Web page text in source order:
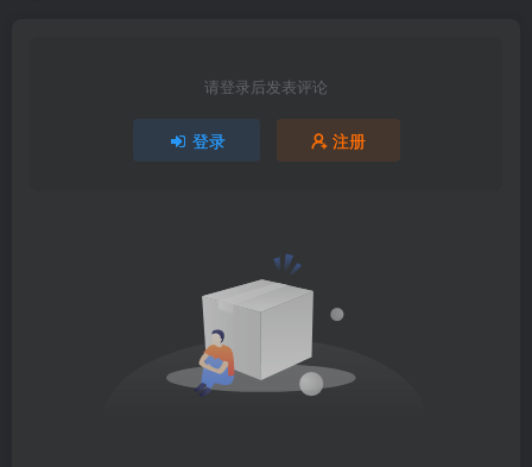
请登录后发表评论
登录 注册